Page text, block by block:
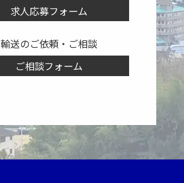
求人応募フォーム
輸送のご依頼・ご相談
ご相談フォーム